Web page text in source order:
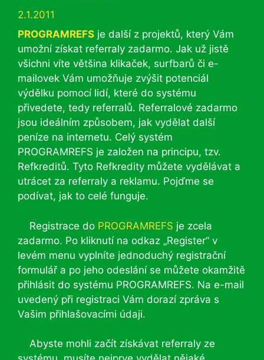
2.1.2011
PROGRAMREFS je další z projektů, který Vám
umožní získat referraly zadarmo. Jak už jistě
všichni víte většina klikaček, surfbarů či e-
mailovek Vám umožňuje zvýšit potenciál
výdělku pomocí lidí, které do systému
přivedete, tedy referralů. Referralové zadarmo
jsou ideálním způsobem, jak vydělat další
peníze na internetu. Celý systém
PROGRAMREFS je založen na principu, tzv.
Refkreditů. Tyto Refkredity můžete vydělávat a
utrácet za referraly a reklamu. Pojďme se
podívat, jak to celé funguje.
Registrace do PROGRAMREFS je zcela
zadarmo. Po kliknutí na odkaz „Register“ v
levém menu vyplníte jednoduchý registrační
formulář a po jeho odeslání se můžete okamžitě
přihlásit do systému PROGRAMREFS. Na e-mail
uvedený při registraci Vám dorazí zpráva s
Vašim přihlašovacími údaji.
Abyste mohli začít získávat referraly ze